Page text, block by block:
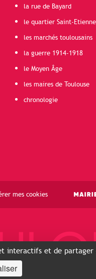
la rue de Bayard
le quartier Saint-Etienne
les marchés toulousains
la guerre 1914-1918
le Moyen Âge
les maires de Toulouse
chronologie
mes cookies
interactifs et de